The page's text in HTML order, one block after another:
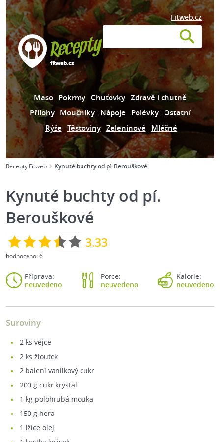
Fitweb.cz
Maso Pokrmy Chuťovky Zdravě i chutně
Přílohy Moučníky Nápoje Polévky Ostatní
Rýže Těstoviny Zeleninové Mléčné
Recepty Fitweb Kynuté buchty od pí. Berouškové
Kynuté buchty od pí.
Berouškové
3.33
hodnoceno:6
Příprava:
neuvedeno
Porce:
neuvedeno
Kalorie:
neuvedeno
Suroviny
2 ks vejce
2 ks žloutek
2 balení vanilkový cukr
200 g cukr krystal
1 kg polohrubá mouka
150 g hera
1 lžíce olej